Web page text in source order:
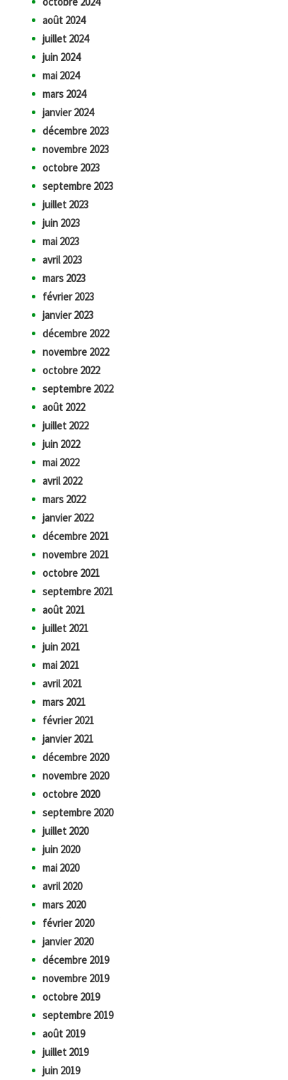
août 2024
juillet 2024
juin 2024
mai 2024
mars 2024
janvier 2024
décembre 2023
novembre 2023
octobre 2023
septembre 2023
juillet 2023
juin 2023
mai 2023
avril 2023
mars 2023
février 2023
janvier 2023
décembre 2022
novembre 2022
octobre 2022
septembre 2022
août 2022
juillet 2022
juin 2022
mai 2022
avril 2022
mars 2022
janvier 2022
décembre 2021
novembre 2021
octobre 2021
septembre 2021
août 2021
juillet 2021
juin 2021
mai 2021
avril 2021
mars 2021
février 2021
janvier 2021
décembre 2020
novembre 2020
octobre 2020
septembre 2020
juillet 2020
juin 2020
mai 2020
avril 2020
mars 2020
février 2020
janvier 2020
décembre 2019
novembre 2019
octobre 2019
septembre 2019
août 2019
juillet 2019
juin 2019